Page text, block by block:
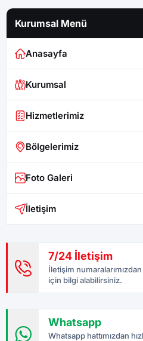
Kurumsal Menü
Anasayfa
Kurumsal
Hizmetlerimiz
Bölgelerimiz
Foto Galeri
İletişim
7/24 İletişim
İletişim numaralarımızdan
için bilgi alabilirsiniz.
Whatsapp
Whatsapp hattımızdan